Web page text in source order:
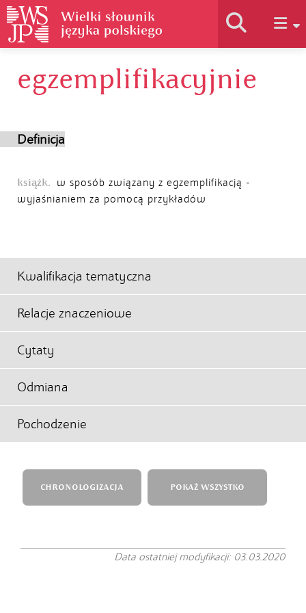
Historia słownika
egzemplifikacyjnie
Definicja
książk.
w sposób związany z egzemplifikacją -
wyjaśnianiem za pomocą przykładów
Kwalifikacja tematyczna
Relacje znaczeniowe
Cytaty
Odmiana
Pochodzenie
CHRONOLOGIZACJA POKAŻ WSZYSTKO
Data ostatniej modyfikacji: 03.03.2020